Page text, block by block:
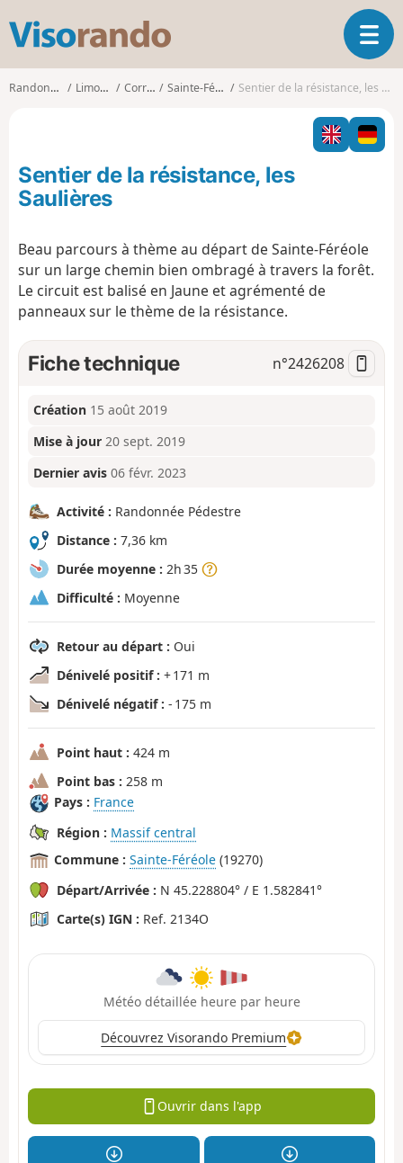
s
o
o
O
u
i
r
l
g
o
Randonnées Limousin Corrèze Sainte-Féréole Sentier de la résistance, les Saulières
Sentier de la résistance, les
Saulières
Beau parcours à thème au départ de Sainte-Féréole
sur un large chemin bien ombragé à travers la forêt.
Le circuit est balisé en Jaune et agrémenté de
panneaux sur le thème de la résistance.
Fiche technique n°2426208
Création 15 août 2019
Mise à jour 20 sept. 2019
Dernier avis 06 févr. 2023
Activité : Randonnée Pédestre
Distance : 7,36 km
Durée moyenne : 2h 35
Difficulté : Moyenne
Retour au départ : Oui
Dénivelé positif : + 171 m
Dénivelé négatif : - 175 m
Point haut : 424 m
Point bas : 258 m
Pays : France
Région : Massif central
Commune : Sainte-Féréole (19270)
Départ/Arrivée : N 45.228804° / E 1.582841°
Carte(s) IGN : Ref. 2134O
Météo détaillée heure par heure
Découvrez Visorando Premium
Ouvrir dans l'app